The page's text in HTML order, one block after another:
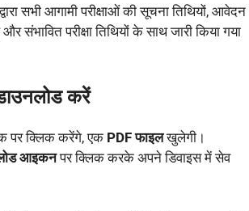
सभी आगामी परीक्षाओं की सूचना तिथियों, आवेदन
संभावित परीक्षा तिथियों के साथ जारी किया गया
करें
पर क्लिक करेंगे, एक PDF फाइलखुलेगी।
आइकनपर क्लिक करके अपने डिवाइस में सेव